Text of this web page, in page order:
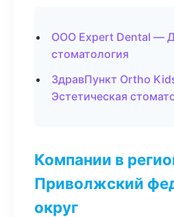
ООО Expert Dental —
стоматология
ЗдравПункт Ortho
Эстетическая
Компании в
Приволжский
округ